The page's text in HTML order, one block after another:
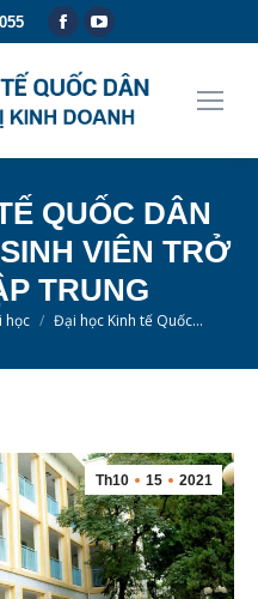
Facebook
opens
in
YouTube
opens
in
QUỐC DÂN
VIÊN TRỞ
TRUNG
học Đại học Kinh tế Quốc…
Th10 15 2021